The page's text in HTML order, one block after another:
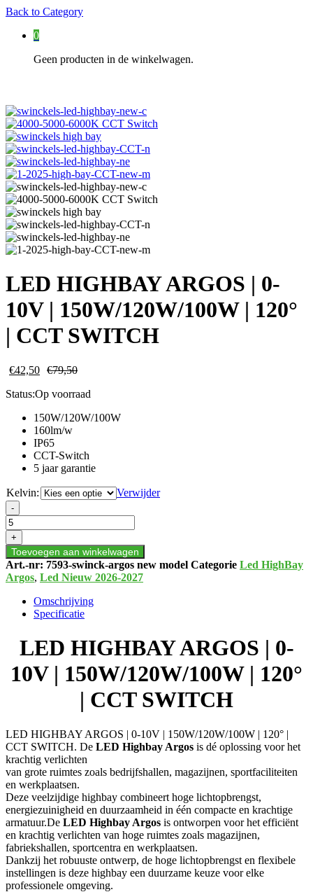
Back to Category
0
Geen producten in de winkelwagen.
LED HIGHBAY ARGOS | 0-
10V | 150W/120W/100W | 120°
| CCT SWITCH
€42,50 €79,50
Status:Op voorraad
150W/120W/100W
160lm/w
IP65
CCT-Switch
5 jaar garantie
Kelvin:
Verwijder
LED
HIGHBAY
ARGOS
|
0-
10V
|
120°
CCT
SWITCH
aantal
-
+
Toevoegen aan winkelwagen
Art.-nr: 7593-swinck-argos new model Categorie Led HighBay
Argos, Led Nieuw 2026-2027
Omschrijving
Specificatie
LED HIGHBAY ARGOS | 0-
10V | 150W/120W/100W | 120°
| CCT SWITCH
LED HIGHBAY ARGOS | 0-10V | 150W/120W/100W | 120° |
CCT SWITCH. De LED Highbay Argos is dé oplossing voor het
krachtig verlichten
van grote ruimtes zoals bedrijfshallen, magazijnen, sportfaciliteiten
en werkplaatsen.
Deze veelzijdige highbay combineert hoge lichtopbrengst,
energiezuinigheid en duurzaamheid in één compacte en krachtige
armatuur.De LED Highbay Argos is ontworpen voor het efficiënt
en krachtig verlichten van hoge ruimtes zoals magazijnen,
fabriekshallen, sportcentra en werkplaatsen.
Dankzij het robuuste ontwerp, de hoge lichtopbrengst en flexibele
instellingen is deze highbay een duurzame keuze voor elke
professionele omgeving.